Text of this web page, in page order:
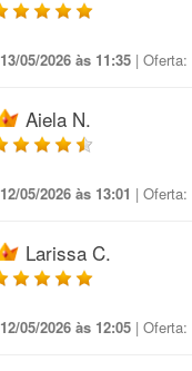
13/05/2026 às 11:35 | Oferta:
Aiela N.
12/05/2026 às 13:01 | Oferta:
Larissa C.
12/05/2026 às 12:05 | Oferta: